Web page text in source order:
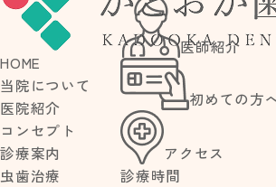
医師紹介
初めての方
アクセス
診療時間
HOME
当院について
医院紹介
コンセプト
診療案内
虫歯治療
ブログ